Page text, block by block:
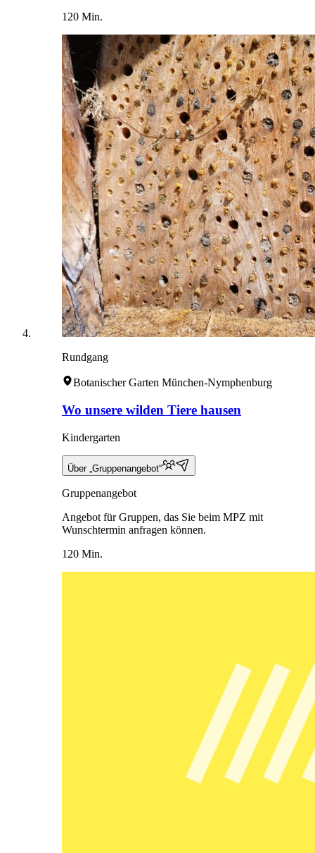
120 Min.
Rundgang
Botanischer Garten München-Nymphenburg
Wo unsere wilden Tiere hausen
Kindergarten
Über „Gruppenangebot“
Gruppenangebot
Angebot für Gruppen, das Sie beim MPZ mit
Wunschtermin anfragen können.
120 Min.